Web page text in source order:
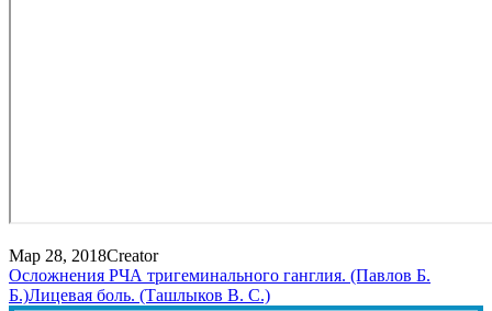
Мар 28, 2018Creator
Осложнения РЧА тригеминального ганглия. (Павлов Б.
Б.)Лицевая боль. (Ташлыков В. С.)